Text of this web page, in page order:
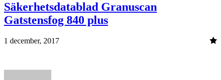
Säkerhetsdatablad Granuscan
Gatstensfog 840 plus
1 december, 2017